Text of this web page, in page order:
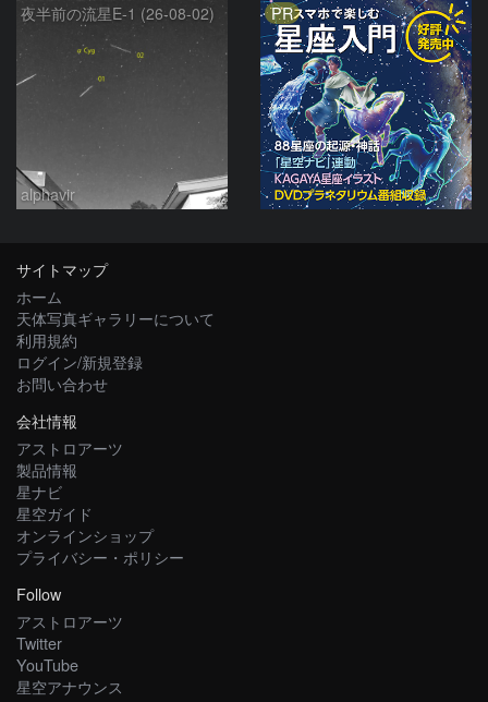
夜半前の流星E-1 (26-08-02)
alphavir
PR
サイトマップ
ホーム
天体写真ギャラリーについて
利用規約
ログイン/新規登録
お問い合わせ
会社情報
アストロアーツ
製品情報
星ナビ
星空ガイド
オンラインショップ
プライバシー・ポリシー
Follow
アストロアーツ
Twitter
YouTube
星空アナウンス